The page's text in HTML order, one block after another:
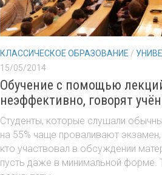
КЛАССИЧЕСКОЕ ОБРАЗОВАНИЕ /
15/05/2014
Обучение с помощью
неэффективно, говорят
Студенты, которые слушали
на 55% чаще проваливают экзамен,
кто участвовал в обсуждении
пусть даже в минимальной форме.